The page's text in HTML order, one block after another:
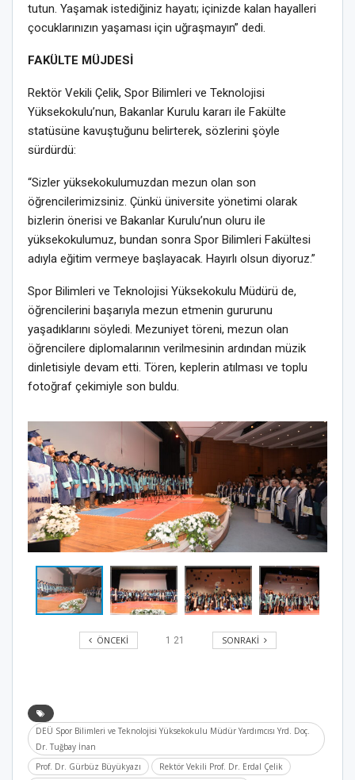
tutun. Yaşamak istediğiniz hayatı; içinizde kalan hayalleri
çocuklarınızın yaşaması için uğraşmayın” dedi.
FAKÜLTE MÜJDESİ
Rektör Vekili Çelik, Spor Bilimleri ve Teknolojisi
Yüksekokulu’nun, Bakanlar Kurulu kararı ile Fakülte
statüsüne kavuştuğunu belirterek, sözlerini şöyle
sürdürdü:
“Sizler yüksekokulumuzdan mezun olan son
öğrencilerimizsiniz. Çünkü üniversite yönetimi olarak
bizlerin önerisi ve Bakanlar Kurulu’nun oluru ile
yüksekokulumuz, bundan sonra Spor Bilimleri Fakültesi
adıyla eğitim vermeye başlayacak. Hayırlı olsun diyoruz.”
Spor Bilimleri ve Teknolojisi Yüksekokulu Müdürü de,
öğrencilerini başarıyla mezun etmenin gururunu
yaşadıklarını söyledi. Mezuniyet töreni, mezun olan
öğrencilere diplomalarının verilmesinin ardından müzik
dinletisiyle devam etti. Tören, keplerin atılması ve toplu
fotoğraf çekimiyle son buldu.
ÖNCEKI 1 21 SONRAKI
DEÜ Spor Bilimleri ve Teknolojisi Yüksekokulu Müdür Yardımcısı Yrd. Doç.
Dr. Tuğbay İnan
Prof. Dr. Gürbüz Büyükyazı
Rektör Vekili Prof. Dr. Erdal Çelik